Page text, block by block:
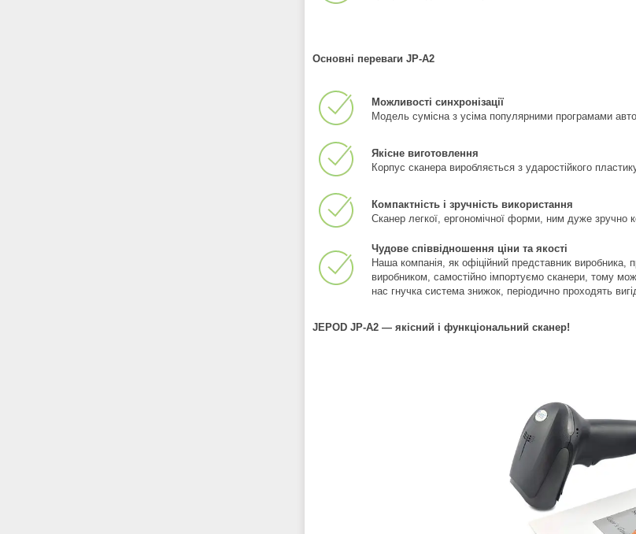
Основні переваги JP-A2
Можливості синхронізації
Модель сумісна з усіма популярними програмами
Якісне виготовлення
Корпус сканера виробляється з ударостійкого
Компактність і зручність використання
Сканер легкої, ергономічної форми, ним дуже зручно
Чудове співвідношення ціни та якості
Наша компанія, як офіційний представник виробника,
виробником, самостійно імпортуємо сканери, тому
нас гнучка система знижок, періодично проходять
JEPOD JP-A2 — якісний і функціональний сканер!